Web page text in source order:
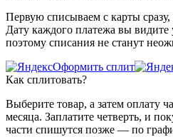
Первую списываем с карты
Дату каждого платежа вы
поэтому списания не станут
Оформить сплит
Как сплитовать?
Выберите товар, а затем оплату
месяца. Заплатите четверть, и
части спишутся позже — по